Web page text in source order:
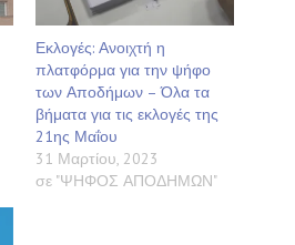
Εκλογές: Ανοιχτή η
πλατφόρμα για την ψήφο
των Αποδήμων – Όλα τα
βήματα για τις εκλογές της
21ης Μαΐου
31 Μαρτίου, 2023
σε "ΨΗΦΟΣ ΑΠΟΔΗΜΩΝ"